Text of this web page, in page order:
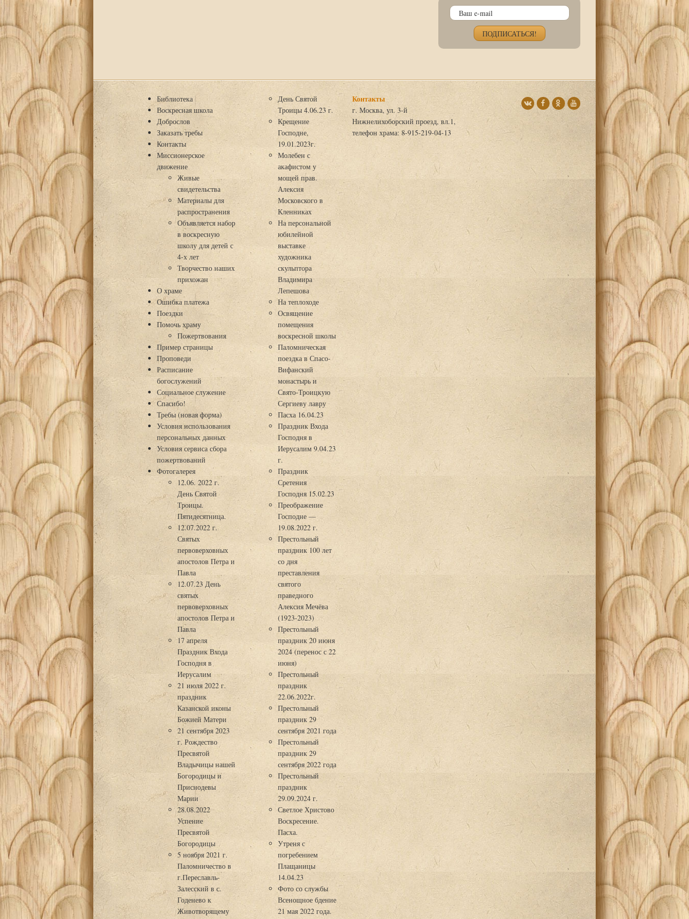
Библиотека
Воскресная школа
Доброслов
Заказать требы
Контакты
Миссионерское
движение
Живые
свидетельства
Материалы для
распространения
Объявляется набор
в воскресную
школу для детей с
4-х лет
Творчество наших
прихожан
О храме
Ошибка платежа
Поездки
Помочь храму
Пожертвования
Пример страницы
Проповеди
Расписание
богослужений
Социальное служение
Спасибо!
Требы (новая форма)
Условия использования
персональных данных
Условия сервиса сбора
пожертвований
Фотогалерея
12.06. 2022 г.
День Святой
Троицы.
Пятидесятница.
12.07.2022 г.
Святых
первоверховных
апостолов Петра и
Павла
12.07.23 День
святых
первоверховных
апостолов Петра и
Павла
17 апреля
Праздник Входа
Господня в
Иерусалим
21 июля 2022 г.
праздник
Казанской иконы
Божией Матери
21 сентября 2023
г. Рождество
Пресвятой
Владычицы нашей
Богородицы и
Приснодевы
Марии
28.08.2022
Успение
Пресвятой
Богородицы
5 ноября 2021 г.
Паломничество в
г.Переславль-
Залесский в с.
Годенево к
Животворящему
День Святой
Троицы 4.06.23 г.
Крещение
Господне,
19.01.2023г.
Молебен с
акафистом у
мощей прав.
Алексия
Московского в
Кленниках
На персональной
юбилейной
выставке
художника
скульптора
Владимира
Лепешова
На теплоходе
Освящение
помещения
воскресной школы
Паломническая
поездка в Спасо-
Вифанский
монастырь и
Свято-Троицкую
Сергиеву лавру
Пасха 16.04.23
Праздник Входа
Господня в
Иерусалим 9.04.23
г.
Праздник
Сретения
Господня 15.02.23
Преображение
Господне —
19.08.2022 г.
Престольный
праздник 100 лет
со дня
преставления
святого
праведного
Алексия Мечёва
(1923-2023)
Престольный
праздник 20 июня
2024 (перенос с 22
июня)
Престольный
праздник
22.06.2022г.
Престольный
праздник 29
сентября 2021 года
Престольный
праздник 29
сентября 2022 года
Престольный
праздник
29.09.2024 г.
Светлое Христово
Воскресение.
Пасха.
Утреня с
погребением
Плащаницы
14.04.23
Фото со службы
Всенощное бдение
21 мая 2022 года.
Контакты
г. Москва, ул. 3-й
Нижнелихоборский проезд, вл.1,
телефон храма: 8-915-219-04-13